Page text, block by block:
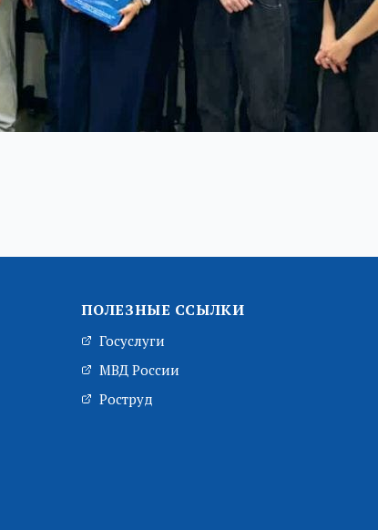
ПОЛЕЗНЫЕ ССЫЛКИ
Госуслуги
МВД России
Роструд